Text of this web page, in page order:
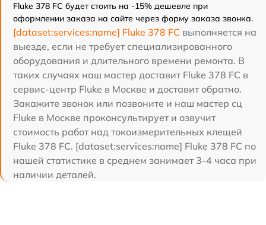
Fluke 378 FC будет стоить на -15% дешевле при
оформлении заказа на сайте через форму заказа звонка.
[dataset:services:name] Fluke 378 FC выполняется на
выезде, если не требует специализированного
оборудования и длительного времени ремонта. В
таких случаях наш мастер доставит Fluke 378 FC в
сервис-центр Fluke в Москве и доставит обратно.
Закажите звонок или позвоните и наш мастер сц
Fluke в Москве проконсультирует и озвучит
стоимость работ над токоизмерительных клещей
Fluke 378 FC. [dataset:services:name] Fluke 378 FC по
нашей статистике в среднем занимает 3-4 часа при
наличии деталей.